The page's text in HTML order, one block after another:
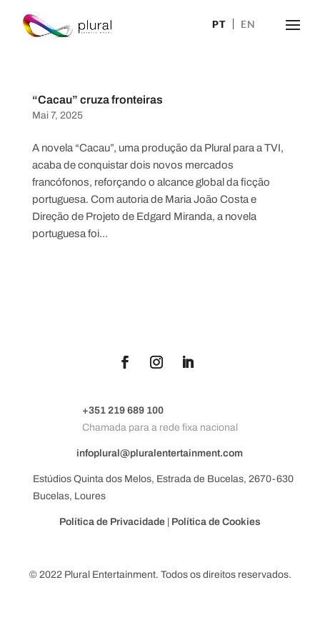
PT EN
“Cacau” cruza fronteiras
Mai 7, 2025
A novela “Cacau”, uma produção da Plural para a TVI,
acaba de conquistar dois novos mercados
francófonos, reforçando o alcance global da ficção
portuguesa. Com autoria de Maria João Costa e
Direção de Projeto de Edgard Miranda, a novela
portuguesa foi...
+351 219 689 100
Chamada para a rede fixa nacional
infoplural@pluralentertainment.com
Estúdios Quinta dos Melos, Estrada de Bucelas, 2670-630
Bucelas, Loures
Política de Privacidade Política de Cookies
© 2022 Plural Entertainment. Todos os direitos reservados.